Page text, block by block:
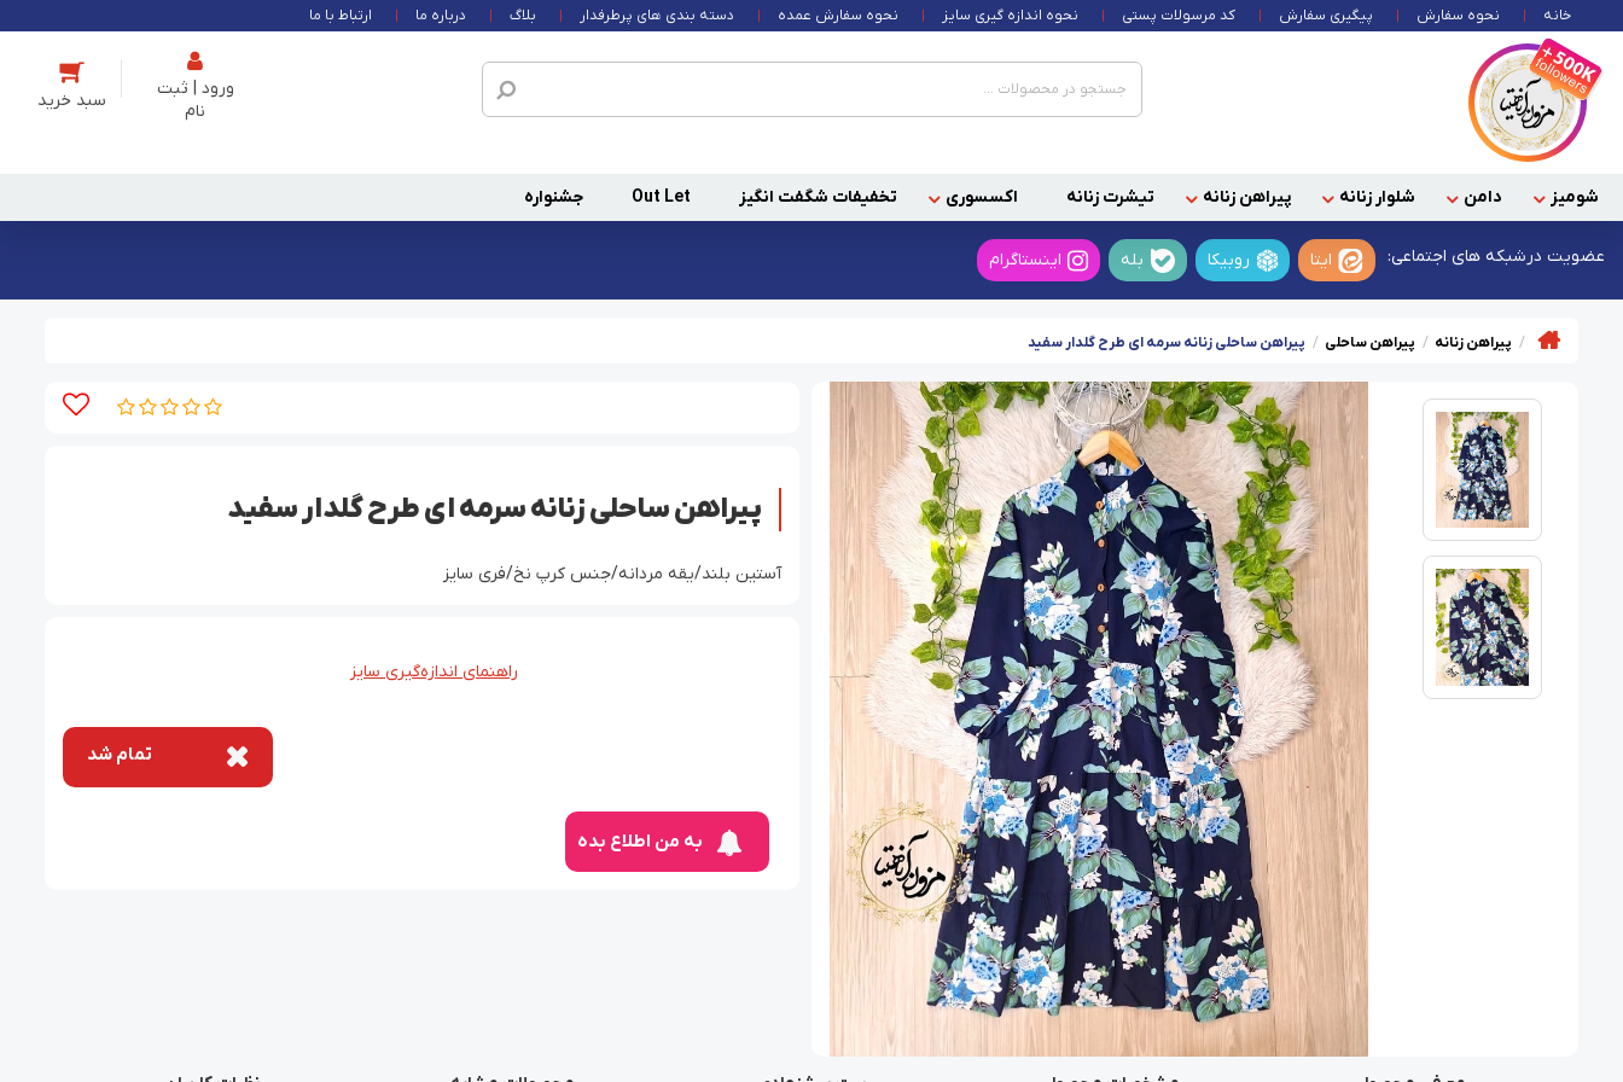
خانه نحوه سفارش پیگیری سفارش کد مرسولات پستی نحوه اندازه گیری سایز نحوه سفارش عمده دسته بندی های پرطرفدار بلاگ درباره ما ارتباط با ما
ورود | ثبت
نام
شومیز دامن شلوار زنانه پیراهن زنانه تیشرت زنانه اکسسوری تخفیفات شگفت انگیز Out Let جشنواره
عضویت درشبکه های اجتماعی: ایتا روبیکا بله اینستاگرام
پیراهن زنانه پیراهن ساحلی پیراهن ساحلی زنانه سرمه ای طرح گلدار سفید
پیراهن ساحلی زنانه سرمه ای طرح گلدار سفید
آستین بلند/یقه مردانه/جنس کرپ نخ/فری سایز
راهنمای اندازه‌گیری سایز
تمام شد
به من اطلاع بده